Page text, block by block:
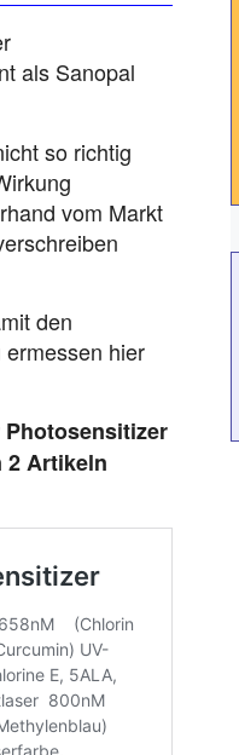
als Sanopal
so richtig
vom Markt
den
hier
2 Artikeln